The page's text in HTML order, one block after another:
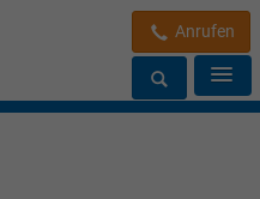
Anrufen